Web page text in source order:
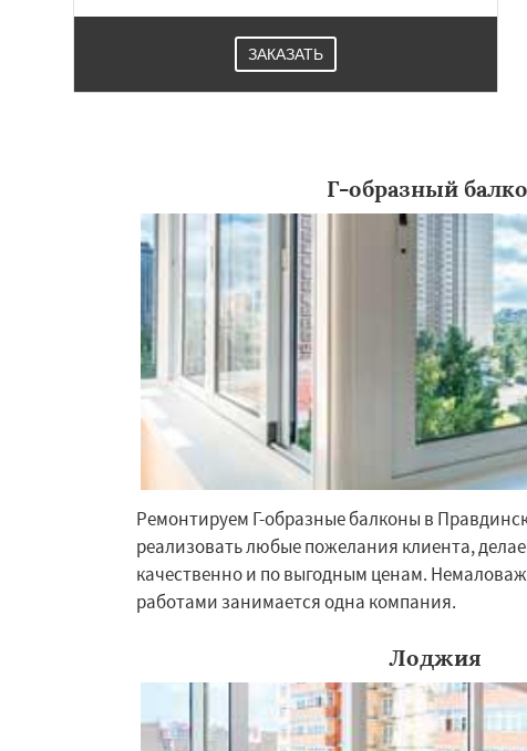
Работаем
регионам
Решетниково
Уваровка Удельная
Фряново Хорлово
Шаховская
ЗАКАЗАТЬ
Г-образный
Ремонтируем Г-образные балконы в
реализовать любые пожелания клиента,
качественно и по выгодным ценам.
работами занимается одна компания.
Лоджия